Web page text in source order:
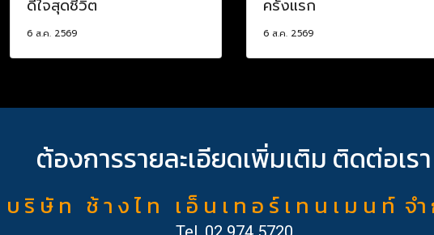
ดีใจสุดชีวิต
6 ส.ค. 2569
ครั้งแรก
6 ส.ค. 2569
ต้องการรายละเอียดเพิ่มเติม ติดต่อเรา
บ ริ ษั ท ช้ า ง ไ ท เ อ็ น เ ท อ ร์ เ ท น เ ม น ท์ จำ